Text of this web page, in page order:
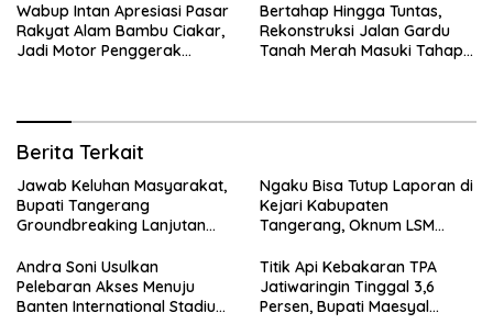
Wabup Intan Apresiasi Pasar
Rakyat Alam Bambu Ciakar,
Jadi Motor Penggerak
Bertahap Hingga Tuntas,
Rekonstruksi Jalan Gardu
Tanah Merah Masuki Tahap
Berita Terkait
Jawab Keluhan Masyarakat,
Bupati Tangerang
Groundbreaking Lanjutan
Ngaku Bisa Tutup Laporan di
Kejari Kabupaten
Tangerang, Oknum LSM
Rp15 Juta dari Tiga Kades
Andra Soni Usulkan
Pelebaran Akses Menuju
Banten International Stadium,
Titik Api Kebakaran TPA
Jatiwaringin Tinggal 3,6
Persen, Bupati Maesyal